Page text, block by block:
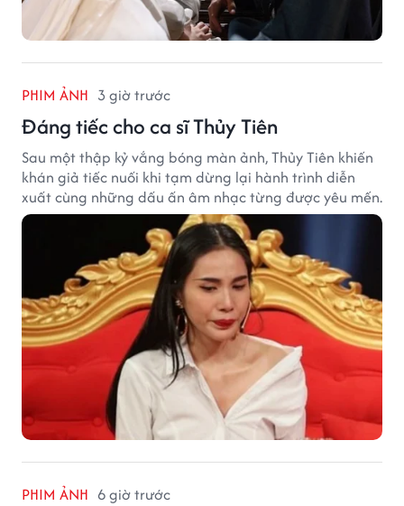
PHIM ẢNH 3 giờ trước
Đáng tiếc cho ca sĩ Thủy Tiên
Sau một thập kỷ vắng bóng màn ảnh, Thủy Tiên khiến
khán giả tiếc nuối khi tạm dừng lại hành trình diễn
xuất cùng những dấu ấn âm nhạc từng được yêu mến.
PHIM ẢNH 6 giờ trước